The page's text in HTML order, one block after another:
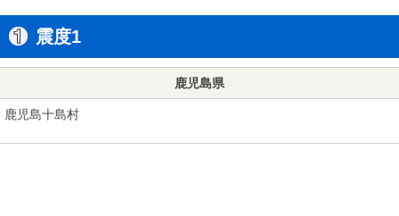
震度1
鹿児島県
鹿児島十島村